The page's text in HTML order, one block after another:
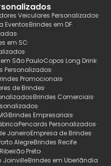
Veiculares Personalizados
EventosBrindes em DF
em SC
São PauloCopos Long Drink
Personalizados
Promocionais
de Brindes
Brindes Comerciais
Brindes Empresariais
Pencards Personalizados
JaneiroEmpresa de Brindes
AlegreBrindes Recife
Preto
JoinvilleBrindes em Uberlãndia